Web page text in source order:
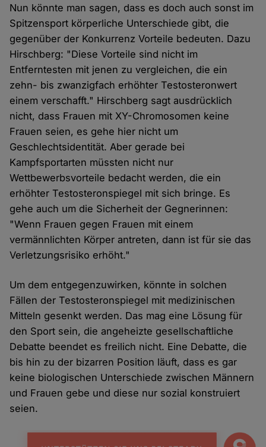
Nun könnte man sagen, dass es doch auch sonst im
Spitzensport körperliche Unterschiede gibt, die
gegenüber der Konkurrenz Vorteile bedeuten. Dazu
Hirschberg: "Diese Vorteile sind nicht im
Entferntesten mit jenen zu vergleichen, die ein
zehn- bis zwanzigfach erhöhter Testosteronwert
einem verschafft." Hirschberg sagt ausdrücklich
nicht, dass Frauen mit XY-Chromosomen keine
Frauen seien, es gehe hier nicht um
Geschlechtsidentität. Aber gerade bei
Kampfsportarten müssten nicht nur
Wettbewerbsvorteile bedacht werden, die ein
erhöhter Testosteronspiegel mit sich bringe. Es
gehe auch um die Sicherheit der Gegnerinnen:
"Wenn Frauen gegen Frauen mit einem
vermännlichten Körper antreten, dann ist für sie das
Verletzungsrisiko erhöht."
Um dem entgegenzuwirken, könnte in solchen
Fällen der Testosteronspiegel mit medizinischen
Mitteln gesenkt werden. Das mag eine Lösung für
den Sport sein, die angeheizte gesellschaftliche
Debatte beendet es freilich nicht. Eine Debatte, die
bis hin zu der bizarren Position läuft, dass es gar
keine biologischen Unterschiede zwischen Männern
und Frauen gebe und diese nur sozial konstruiert
seien.